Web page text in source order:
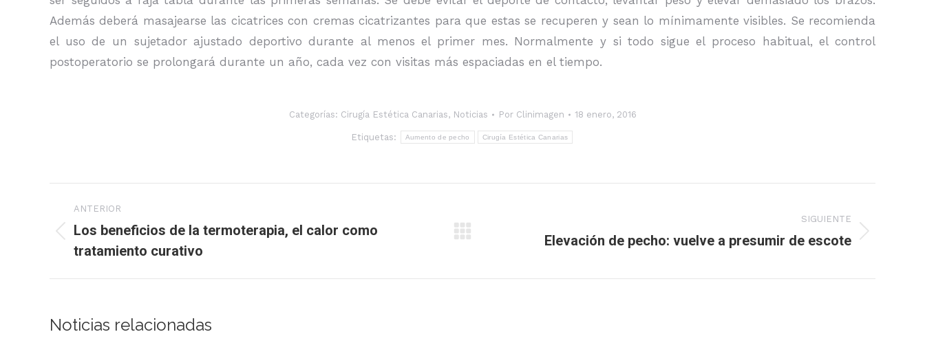
Además deberá masajearse las cicatrices con cremas cicatrizantes para que estas se recuperen y sean lo mínimamente visibles. Se recomienda
el uso de un sujetador ajustado deportivo durante al menos el primer mes. Normalmente y si todo sigue el proceso habitual, el control
postoperatorio se prolongará durante un año, cada vez con visitas más espaciadas en el tiempo.
Categorías: Cirugía Estética Canarias, Noticias Por Clinimagen 18 enero, 2016
Etiquetas: Aumento de pecho Cirugía Estética Canarias
entre
publicaciones
ANTERIOR
Los beneficios de la termoterapia, el calor como
tratamiento curativo
SIGUIENTE
PublicaciónElevación de pecho: vuelve a presumir de escote
Noticias relacionadas